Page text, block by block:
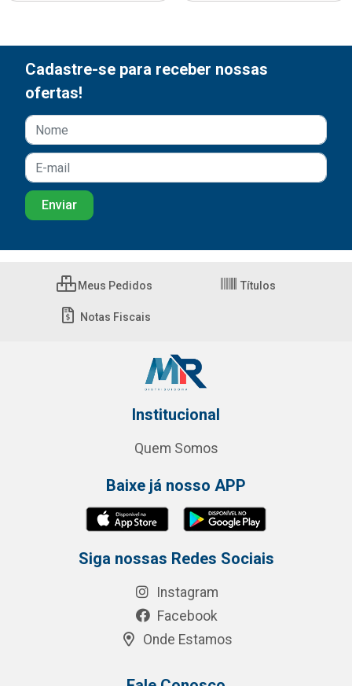
Cadastre-se para receber nossas
ofertas!
Meus Pedidos Títulos
Notas Fiscais
Institucional
Quem Somos
Baixe já nosso APP
Siga nossas Redes Sociais
Instagram
Facebook
Onde Estamos